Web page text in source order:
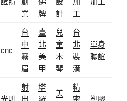
業
牌
計
工
cnc
台
中
霧
眉
臺
北
美
甲
兒
童
木
琴
台
北
裝
潢
單身
聯誼
射
塔
美
精